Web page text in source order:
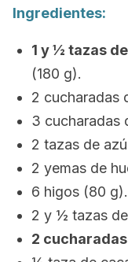
Ingredientes:
1 y ½ tazas
(180 g).
2 cucharadas
3 cucharadas
2 tazas de
2 yemas de
6 higos (80 g).
2 y ½ tazas de
2